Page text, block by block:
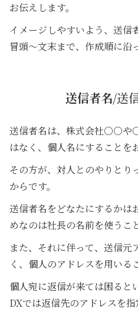
お伝えします。
イメージしやすいよう、送信
冒頭～文末まで、作成順に沿
送信者名/送
送信者名は、株式会社○○や
はなく、個人名にすることを
その方が、対人とのやりとり
からです。
送信者名をどなたにするかは
めなのは社長の名前を使うこ
また、それに伴って、送信
く、個人のアドレスを用いる
個人宛に返信が来ては困ると
DXでは返信先のアドレスを